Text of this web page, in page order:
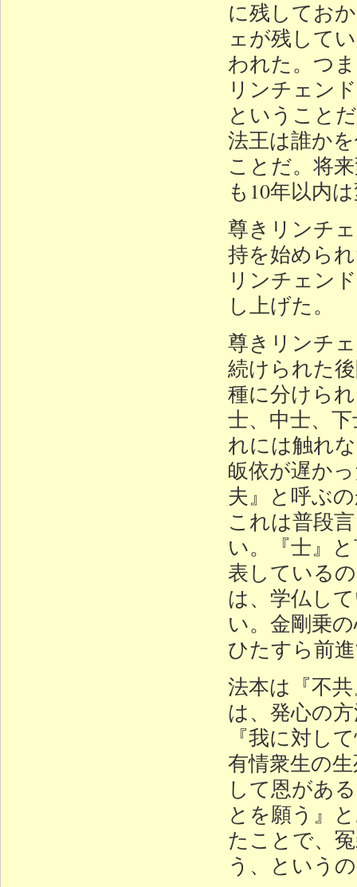
に残してお
ェが残して
われた。つ
リンチェン
ということ
法王は誰か
ことだ。将
も10年以内
尊きリンチ
持を始めら
リンチェン
し上げた。
尊きリンチ
続けられた
種に分けら
士、中士、
れには触れ
皈依が遅か
夫』と呼ぶ
これは普段
い。『士』
表している
は、学仏し
い。金剛乗
ひたすら前
法本は『不
は、発心の
『我に対し
有情衆生の
して恩があ
とを願う』
たことで、
う、という